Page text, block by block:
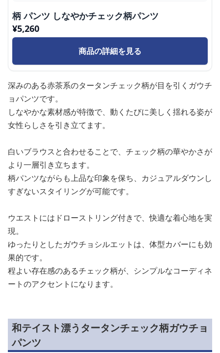
柄 パンツ しなやかチェック柄パンツ
¥5,260
商品の詳細を見る
深みのある赤茶系のタータンチェック柄が目を引くガウチ
ョパンツです。
しなやかな素材感が特徴で、動くたびに美しく揺れる姿が
女性らしさを引き立てます。
白いブラウスと合わせることで、チェック柄の華やかさが
より一層引き立ちます。
柄パンツながらも上品な印象を保ち、カジュアルダウンし
すぎないスタイリングが可能です。
ウエストにはドローストリング付きで、快適な着心地を実
現。
ゆったりとしたガウチョシルエットは、体型カバーにも効
果的です。
程よい存在感のあるチェック柄が、シンプルなコーディネ
ートのアクセントになります。
和テイスト漂うタータンチェック柄ガウチョ
パンツ